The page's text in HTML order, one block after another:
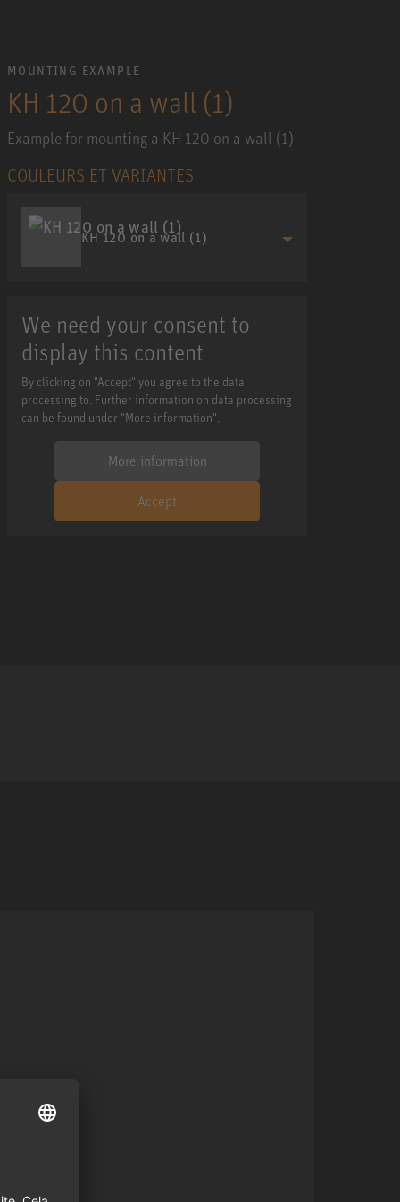
MOUNTING EXAMPLE
KH 120 on a wall (1)
Example for mounting a KH 120 on a wall (1)
COULEURS ET VARIANTES
KH 120 on a wall (1)
We need your consent to
display this content
By clicking on "Accept" you agree to the data
processing to. Further information on data processing
can be found under "More information".
More information
Accept